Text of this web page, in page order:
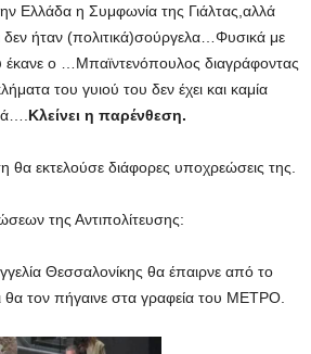
Ελλάδα η Συμφωνία της Γιάλτας,αλλά
δεν ήταν (πολιτικά)σούργελα…Φυσικά με
έκανε ο …Μπαϊντενόπουλος διαγράφοντας
του γυιού του δεν έχει και καμία
Κλείνει η παρένθεση.
θα εκτελούσε διάφορες υποχρεώσεις της.
της Αντιπολίτευσης:
Θεσσαλονίκης θα έπαιρνε από το
θα τον πήγαινε στα γραφεία του ΜΕΤΡΟ.